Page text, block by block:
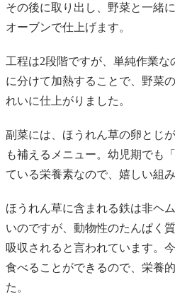
その後に取り出し、野菜と一緒
オーブンで仕上げます。
工程は2段階ですが、単純作業な
に分けて加熱することで、野菜
れいに仕上がりました。
副菜には、ほうれん草の卵とじ
も補えるメニュー。幼児期でも
ている栄養素なので、嬉しい組
ほうれん草に含まれる鉄は非ヘ
いのですが、動物性のたんぱく
吸収されると言われています。
食べることができるので、栄養
た。